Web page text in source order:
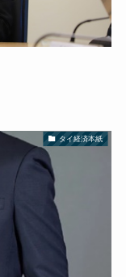
タイ経済本紙